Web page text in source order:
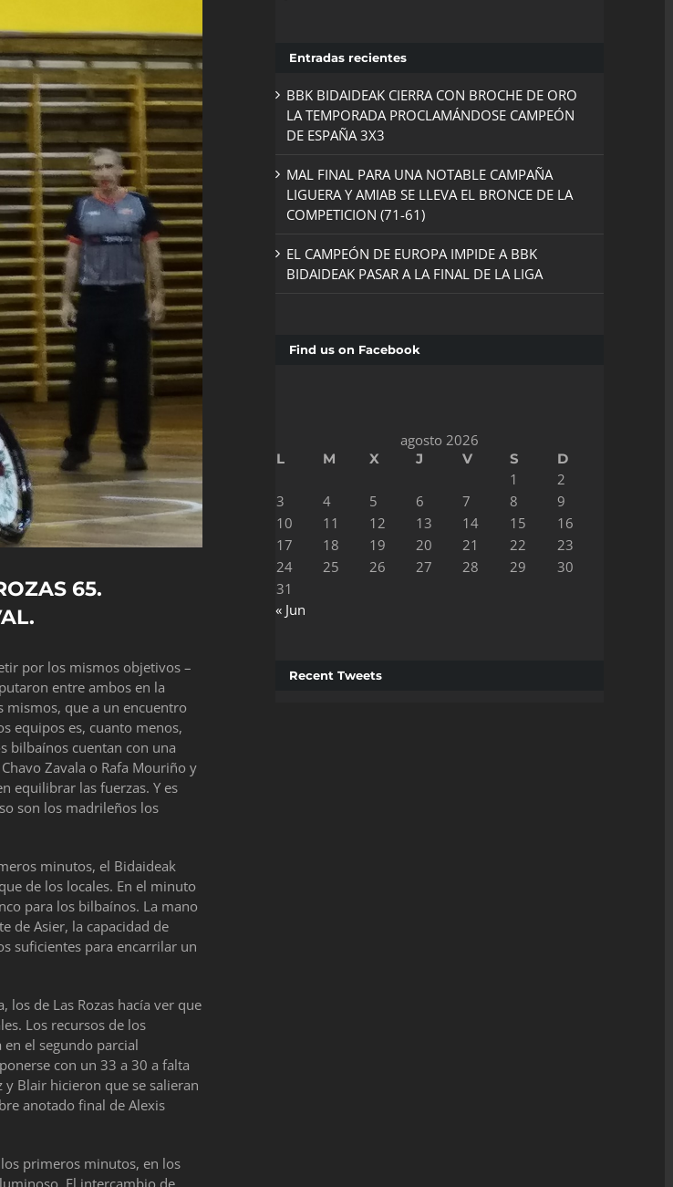
65.
por los mismos objetivos –
entre ambos en la
mismos, que a un encuentro
equipos es, cuanto menos,
bilbaínos cuentan con una
Zavala o Rafa Mouriño y
equilibrar las fuerzas. Y es
son los madrileños los
minutos, el Bidaideak
de los locales. En el minuto
para los bilbaínos. La mano
de Asier, la capacidad de
suficientes para encarrilar un
los de Las Rozas hacía ver que
Los recursos de los
el segundo parcial
con un 33 a 30 a falta
y Blair hicieron que se salieran
anotado final de Alexis
primeros minutos, en los
Entradas recientes
BBK BIDAIDEAK CIERRA CON BROCHE DE ORO
LA TEMPORADA PROCLAMÁNDOSE CAMPEÓN
DE ESPAÑA 3X3
MAL FINAL PARA UNA NOTABLE CAMPAÑA
LIGUERA Y AMIAB SE LLEVA EL BRONCE DE LA
COMPETICION (71-61)
EL CAMPEÓN DE EUROPA IMPIDE A BBK
BIDAIDEAK PASAR A LA FINAL DE LA LIGA
Find us on Facebook
agosto 2026
L M X J V S D
1
2
3
4 5 6 7 8
9
10
11 12 13 14 15
16
17
18 19 20 21 22
23
24
25 26 27 28 29
30
31
« Jun
Recent Tweets